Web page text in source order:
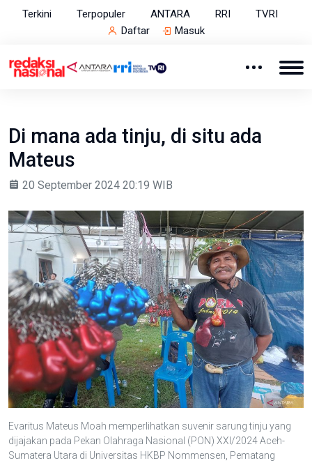
Terkini Terpopuler ANTARA RRI
TVRI
Daftar
Masuk
Di mana ada tinju, di situ ada
Mateus
20 September 2024 20:19 WIB
Evaritus Mateus Moah memperlihatkan suvenir sarung tinju yang
dijajakan pada Pekan Olahraga Nasional (PON) XXI/2024 Aceh-
Sumatera Utara di Universitas HKBP Nommensen, Pematang